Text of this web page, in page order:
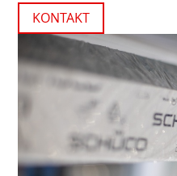
KONTAKT